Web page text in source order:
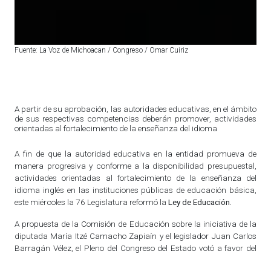
Fuente: La Voz de Michoacan / Congreso / Omar Cuiriz
A partir de su aprobación, las autoridades educativas, en el ámbito
de sus respectivas competencias deberán promover, actividades
orientadas al fortalecimiento de la enseñanza del idioma
A fin de que la autoridad educativa en la entidad promueva de
manera progresiva y conforme a la disponibilidad presupuestal,
actividades orientadas al fortalecimiento de la enseñanza del
idioma inglés en las instituciones públicas de educación básica,
este miércoles la 76 Legislatura reformó la Ley de Educación.
A propuesta de la Comisión de Educación sobre la iniciativa de la
diputada María Itzé Camacho Zapiaín y el legislador Juan Carlos
Barragán Vélez, el Pleno del Congreso del Estado votó a favor del